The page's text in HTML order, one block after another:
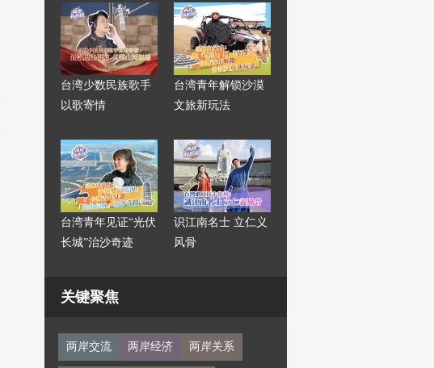
台湾少数民族歌手
以歌寄情
台湾青年解锁沙漠
文旅新玩法
台湾青年见证“光伏
长城”治沙奇迹
识江南名士 立仁义
风骨
关键聚焦
两岸交流 两岸经济 两岸关系